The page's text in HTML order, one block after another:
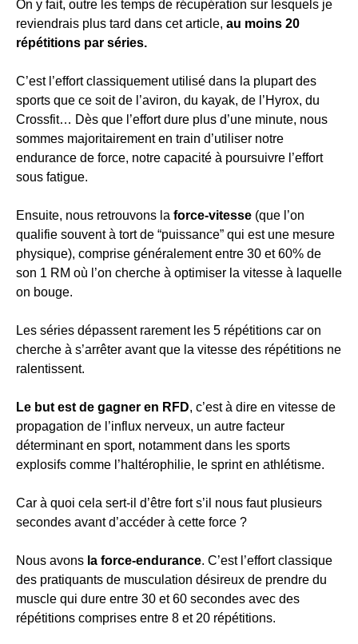
On y fait, outre les temps de récupération sur lesquels je
reviendrais plus tard dans cet article, au moins 20
répétitions par séries.
C’est l’effort classiquement utilisé dans la plupart des
sports que ce soit de l’aviron, du kayak, de l’Hyrox, du
Crossfit… Dès que l’effort dure plus d’une minute, nous
sommes majoritairement en train d’utiliser notre
endurance de force, notre capacité à poursuivre l’effort
sous fatigue.
Ensuite, nous retrouvons la force-vitesse (que l’on
qualifie souvent à tort de “puissance” qui est une mesure
physique), comprise généralement entre 30 et 60% de
son 1 RM où l’on cherche à optimiser la vitesse à laquelle
on bouge.
Les séries dépassent rarement les 5 répétitions car on
cherche à s’arrêter avant que la vitesse des répétitions ne
ralentissent.
Le but est de gagner en RFD, c’est à dire en vitesse de
propagation de l’influx nerveux, un autre facteur
déterminant en sport, notamment dans les sports
explosifs comme l’haltérophilie, le sprint en athlétisme.
Car à quoi cela sert-il d’être fort s’il nous faut plusieurs
secondes avant d’accéder à cette force ?
Nous avons la force-endurance. C’est l’effort classique
des pratiquants de musculation désireux de prendre du
muscle qui dure entre 30 et 60 secondes avec des
répétitions comprises entre 8 et 20 répétitions.